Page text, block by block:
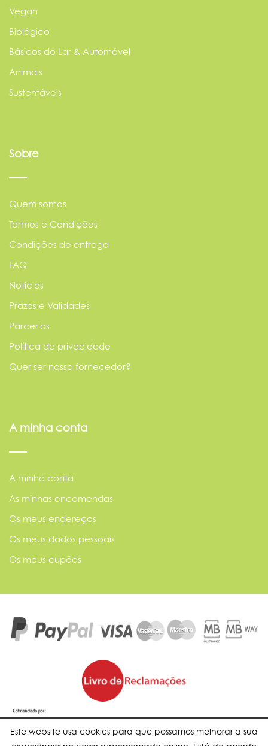
Este website usa cookies para que possamos melhorar a sua
Vegan
Biológico
Básicos do Lar & Automóvel
Animais
Sustentáveis
Sobre
Quem somos
Termos e Condições
Condições de entrega
FAQ
Notícias
Prazos e Validades
Parcerias
Política de privacidade
Quer ser nosso fornecedor?
A minha conta
A minha conta
As minhas encomendas
Os meus endereços
Os meus dados pessoais
Os meus cupões